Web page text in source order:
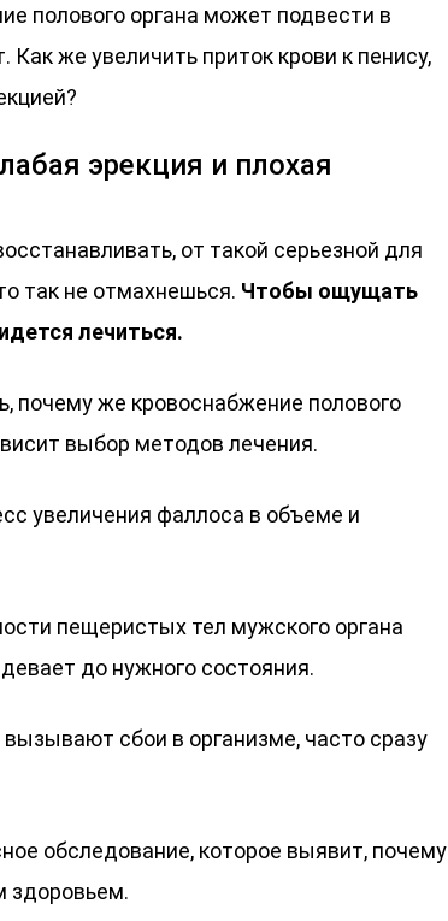
полового органа может подвести в
же увеличить приток крови к пенису,
эрекция и плохая
от такой серьезной для
так не отмахнешься. Чтобы ощущать
лечиться.
почему же кровоснабжение полового
выбор методов лечения.
увеличения фаллоса в объеме и
пещеристых тел мужского органа
до нужного состояния.
сбои в организме, часто сразу
обследование, которое выявит, почему
здоровьем.